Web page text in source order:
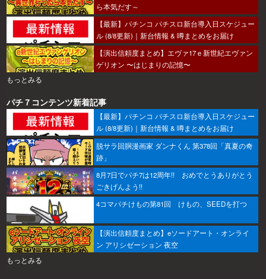
ら本気だす～
【最新】パチンコ パチスロ新台導入日スケジュー
ル (8/8更新)｜新台情報 & 噂まとめをお届け
【演出信頼度まとめ】エヴァ17ｅ新世紀エヴァン
ゲリオン 〜はじまりの記憶〜
もっとみる
パチ７コンテンツ新着記事
【最新】パチンコ パチスロ新台導入日スケジュー
ル (8/8更新)｜新台情報 & 噂まとめをお届け
脱サラ回胴漫画家 ダンナくん 第378回「真夏の奇
跡」
8月7日でパチ7は12周年!! おめでとうありがとう
ごきげんよう!!
4コマパチけもの第81回 けもの、SEEDを打つ
【演出信頼度まとめ】eソードアート・オンライ
ン アリシゼーション 夜空
もっとみる